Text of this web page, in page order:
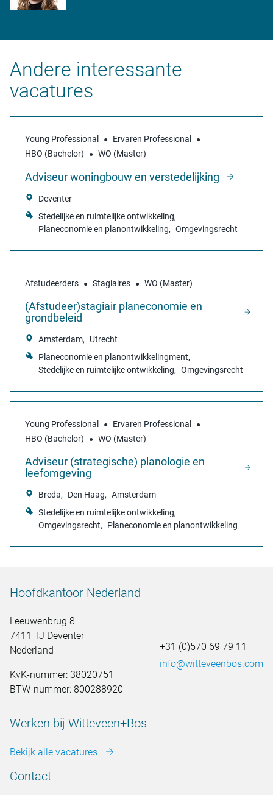
Andere interessante
vacatures
Young Professional
Ervaren Professional
HBO (Bachelor)
WO (Master)
Adviseur woningbouw en verstedelijking
Deventer
Stedelijke en ruimtelijke ontwikkeling
Planeconomie en planontwikkeling
Omgevingsrecht
Afstudeerders Stagiaires WO (Master)
(Afstudeer)stagiair planeconomie en
grondbeleid
Amsterdam
Utrecht
Planeconomie en planontwikkelingment
Stedelijke en ruimtelijke ontwikkeling
Omgevingsrecht
Young Professional
Ervaren Professional
HBO (Bachelor)
WO (Master)
Adviseur (strategische) planologie en
leefomgeving
Breda Den Haag
Amsterdam
Stedelijke en ruimtelijke ontwikkeling
Omgevingsrecht
Planeconomie en planontwikkeling
Hoofdkantoor Nederland
Leeuwenbrug 8
7411 TJ Deventer
Nederland
KvK-nummer: 38020751
BTW-nummer: 800288920
+31 (0)570 69 79 11
info@witteveenbos.com
Werken bij Witteveen+Bos
Bekijk alle vacatures
Contact